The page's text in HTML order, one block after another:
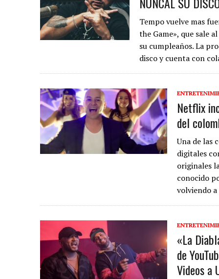
Tempo vuelve mas
the Game», que sale
su cumpleaños. La
disco y cuenta con
Netflix
del
Una de las
digitales
originales
conocido
volviendo
«La
de
Videos a